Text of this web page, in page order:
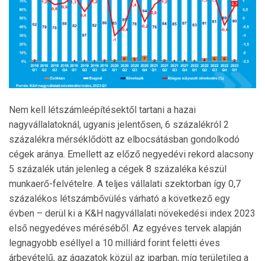
Nem kell létszámleépítésektől tartani a hazai
nagyvállalatoknál, ugyanis jelentősen, 6 százalékról 2
százalékra mérséklődött az elbocsátásban gondolkodó
cégek aránya. Emellett az előző negyedévi rekord alacsony
5 százalék után jelenleg a cégek 8 százaléka készül
munkaerő-felvételre. A teljes vállalati szektorban így 0,7
százalékos létszámbővülés várható a következő egy
évben – derül ki a K&H nagyvállalati növekedési index 2023
első negyedéves méréséből. Az egyéves tervek alapján
legnagyobb eséllyel a 10 milliárd forint feletti éves
árbevételű, az ágazatok közül az iparban, míg területileg a